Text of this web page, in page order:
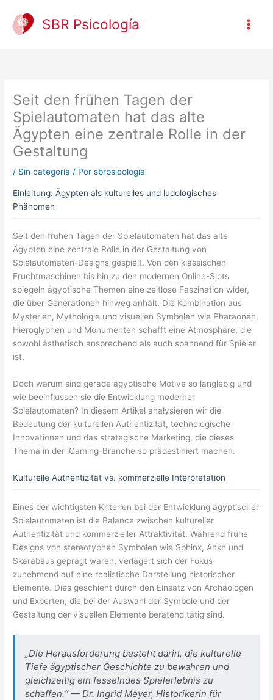
contenido
SBR Psicología
Seit den frühen Tagen der
Spielautomaten hat das alte
Ägypten eine zentrale Rolle in der
Gestaltung
/ Sin categoría / Porsbrpsicologia
Einleitung: Ägypten als kulturelles und ludologisches
Phänomen
Seit den frühen Tagen der Spielautomaten hat das alte
Ägypten eine zentrale Rolle in der Gestaltung von
Spielautomaten-Designs gespielt. Von den klassischen
Fruchtmaschinen bis hin zu den modernen Online-Slots
spiegeln ägyptische Themen eine zeitlose Faszination wider,
die über Generationen hinweg anhält. Die Kombination aus
Mysterien, Mythologie und visuellen Symbolen wie Pharaonen,
Hieroglyphen und Monumenten schafft eine Atmosphäre, die
sowohl ästhetisch ansprechend als auch spannend für Spieler
ist.
Doch warum sind gerade ägyptische Motive so langlebig und
wie beeinflussen sie die Entwicklung moderner
Spielautomaten? In diesem Artikel analysieren wir die
Bedeutung der kulturellen Authentizität, technologische
Innovationen und das strategische Marketing, die dieses
Thema in der iGaming-Branche so prädestiniert machen.
Kulturelle Authentizität vs. kommerzielle Interpretation
Eines der wichtigsten Kriterien bei der Entwicklung ägyptischer
Spielautomaten ist die Balance zwischen kultureller
Authentizität und kommerzieller Attraktivität. Während frühe
Designs von stereotyphen Symbolen wie Sphinx, Ankh und
Skarabäus geprägt waren, verlagert sich der Fokus
zunehmend auf eine realistische Darstellung historischer
Elemente. Dies geschieht durch den Einsatz von Archäologen
und Experten, die bei der Auswahl der Symbole und der
Gestaltung der visuellen Elemente beratend tätig sind.
„Die Herausforderung besteht darin, die kulturelle
Tiefe ägyptischer Geschichte zu bewahren und
gleichzeitig ein fesselndes Spielerlebnis zu
schaffen.“ — Dr. Ingrid Meyer, Historikerin für